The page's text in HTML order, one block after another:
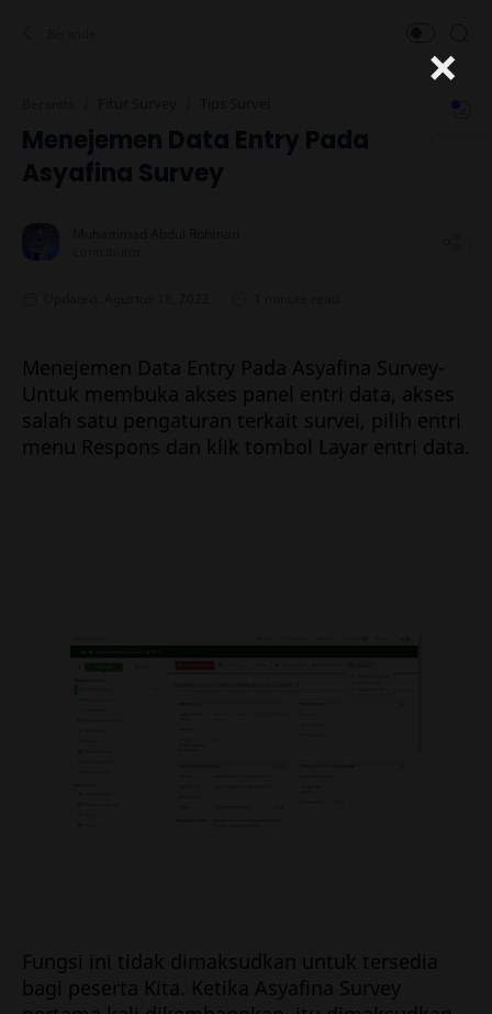
Menejemen Data Entry Pada Asyafina Survey-
Untuk membuka akses panel entri data, akses
salah satu pengaturan terkait survei, pilih entri
menu Respons dan klik tombol Layar entri data.
Fungsi ini tidak dimaksudkan untuk tersedia
bagi peserta Kita. Ketika Asyafina Survey
×